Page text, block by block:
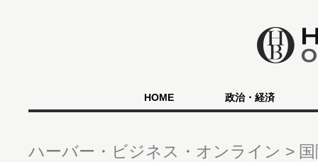
HOME 政治・経済
ハーバー・ビジネス・オンライン